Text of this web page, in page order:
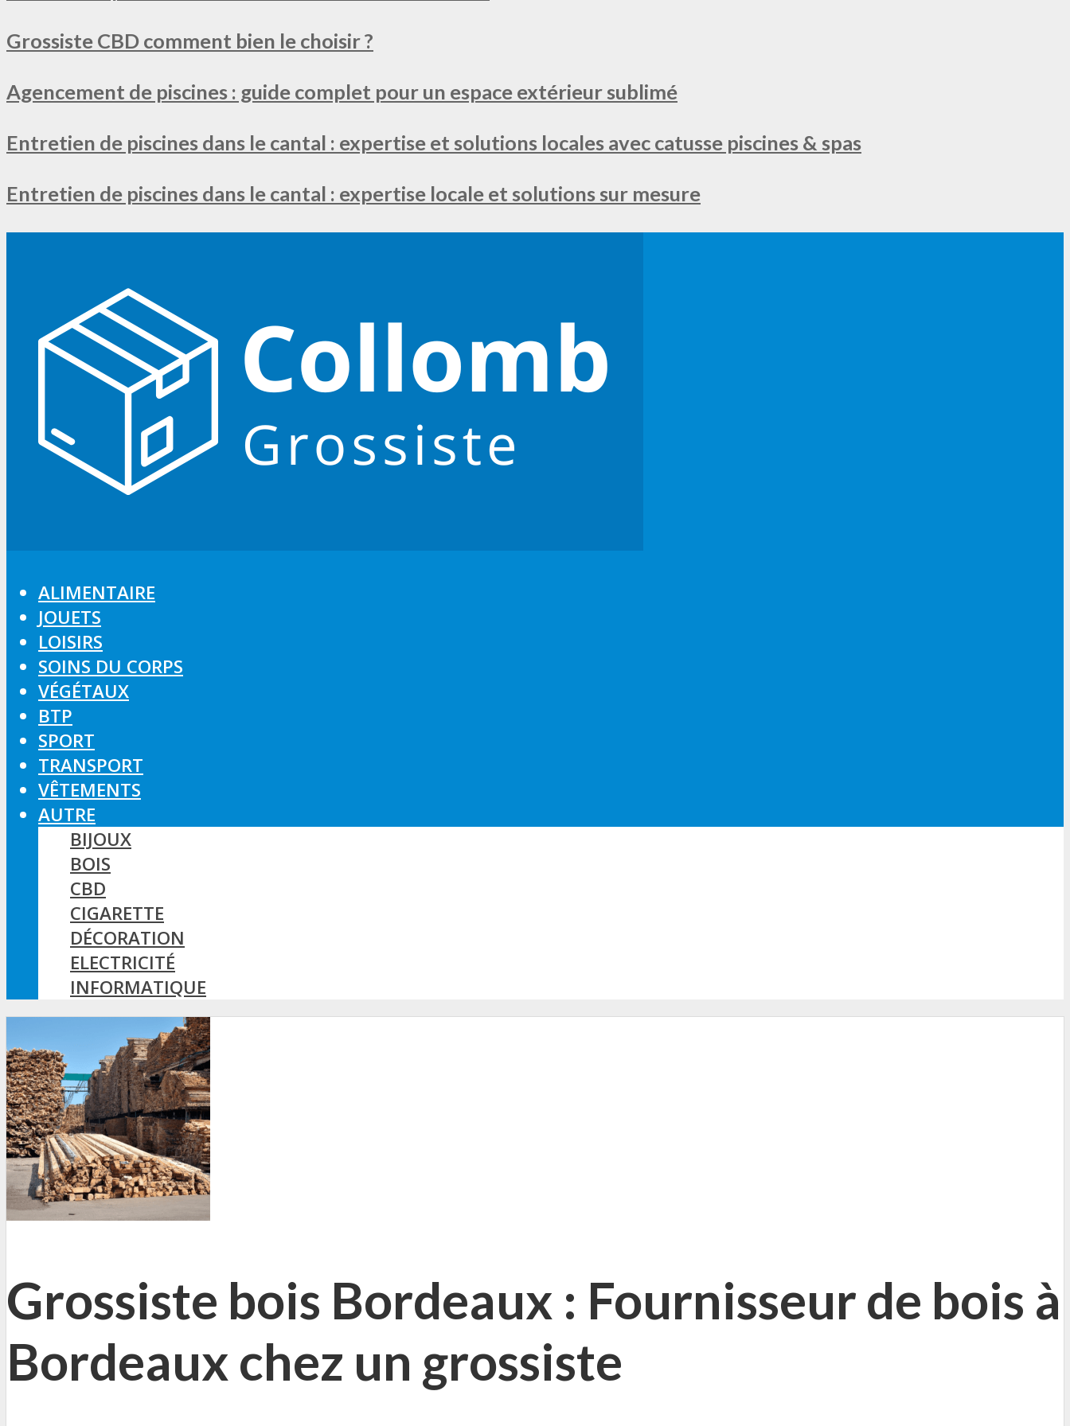
Grossiste CBD comment bien le choisir ?
Agencement de piscines : guide complet pour un espace extérieur sublimé
Entretien de piscines dans le cantal : expertise et solutions locales avec catusse piscines & spas
Entretien de piscines dans le cantal : expertise locale et solutions sur mesure
ALIMENTAIRE
JOUETS
LOISIRS
SOINS DU CORPS
VÉGÉTAUX
BTP
SPORT
TRANSPORT
VÊTEMENTS
AUTRE
BIJOUX
BOIS
CBD
CIGARETTE
DÉCORATION
ELECTRICITÉ
INFORMATIQUE
Grossiste bois Bordeaux : Fournisseur de bois à
Bordeaux chez un grossiste